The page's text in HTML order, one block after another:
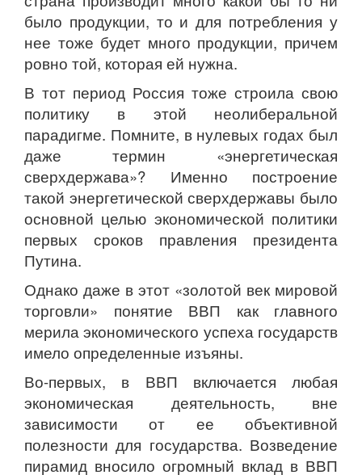
было продукции, то и для потребления у
нее тоже будет много продукции, причем
ровно той, которая ей нужна.
В тот период Россия тоже строила свою
политику в этой неолиберальной
парадигме. Помните, в нулевых годах был
даже термин «энергетическая
сверхдержава»? Именно построение
такой энергетической сверхдержавы было
основной целью экономической политики
первых сроков правления президента
Путина.
Однако даже в этот «золотой век мировой
торговли» понятие ВВП как главного
мерила экономического успеха государств
имело определенные изъяны.
Во-первых, в ВВП включается любая
экономическая деятельность, вне
зависимости от ее объективной
полезности для государства. Возведение
пирамид вносило огромный вклад в ВВП